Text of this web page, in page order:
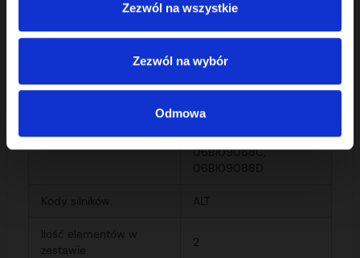
Zezwól na wszystkie
Zezwól na wybór
Odmowa
06B103741C,
06B103741D,
06B103741G, 058198217,
06B109088A,
06B109088C,
06B109088D
Kody silników ALT
Ilość elementów w
zestawie
2